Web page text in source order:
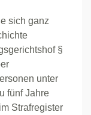
sich ganz
§
unter
fünf Jahre
Strafregister